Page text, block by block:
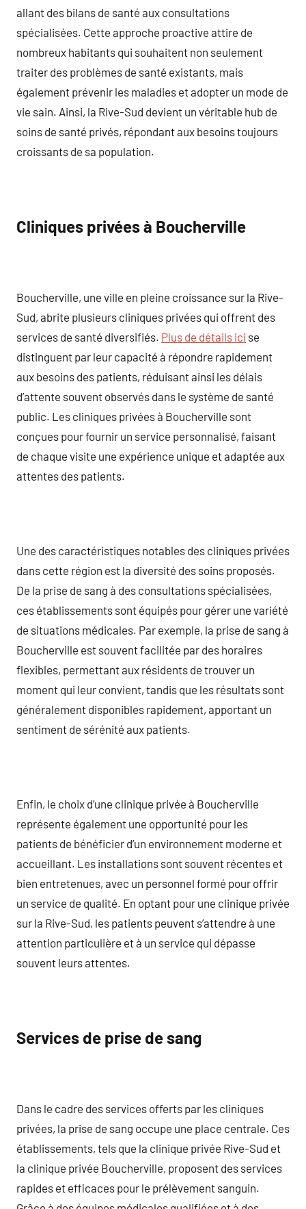
allant des bilans de santé aux consultations
spécialisées. Cette approche proactive attire de
nombreux habitants qui souhaitent non seulement
traiter des problèmes de santé existants, mais
également prévenir les maladies et adopter un mode de
vie sain. Ainsi, la Rive-Sud devient un véritable hub de
soins de santé privés, répondant aux besoins toujours
croissants de sa population.
Cliniques privées à Boucherville
Boucherville, une ville en pleine croissance sur la Rive-
Sud, abrite plusieurs cliniques privées qui offrent des
services de santé diversifiés. Plus de détails ici se
distinguent par leur capacité à répondre rapidement
aux besoins des patients, réduisant ainsi les délais
d’attente souvent observés dans le système de santé
public. Les cliniques privées à Boucherville sont
conçues pour fournir un service personnalisé, faisant
de chaque visite une expérience unique et adaptée aux
attentes des patients.
Une des caractéristiques notables des cliniques privées
dans cette région est la diversité des soins proposés.
De la prise de sang à des consultations spécialisées,
ces établissements sont équipés pour gérer une variété
de situations médicales. Par exemple, la prise de sang à
Boucherville est souvent facilitée par des horaires
flexibles, permettant aux résidents de trouver un
moment qui leur convient, tandis que les résultats sont
généralement disponibles rapidement, apportant un
sentiment de sérénité aux patients.
Enfin, le choix d’une clinique privée à Boucherville
représente également une opportunité pour les
patients de bénéficier d’un environnement moderne et
accueillant. Les installations sont souvent récentes et
bien entretenues, avec un personnel formé pour offrir
un service de qualité. En optant pour une clinique privée
sur la Rive-Sud, les patients peuvent s’attendre à une
attention particulière et à un service qui dépasse
souvent leurs attentes.
Services de prise de sang
Dans le cadre des services offerts par les cliniques
privées, la prise de sang occupe une place centrale. Ces
établissements, tels que la clinique privée Rive-Sud et
la clinique privée Boucherville, proposent des services
rapides et efficaces pour le prélèvement sanguin.